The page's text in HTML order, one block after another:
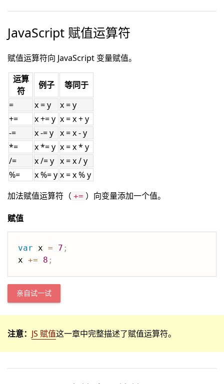
JavaScript 赋值运算符
赋值运算符向 JavaScript 变量赋值。
运算
符
例子
等同于
=
x = y
x = y
+=
x += y x = x + y
-=
x -= y x = x - y
*=
x *= y x = x * y
/=
x /= y x = x / y
%=
x %= y x = x % y
加法赋值运算符（ += ）向变量添加一个值。
赋值
var x = 7 ;
x += 8 ;
亲自试一试
注意： JS 赋值这一章中完整描述了赋值运算符。